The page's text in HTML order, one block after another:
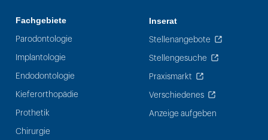
Fachgebiete
Parodontologie
Implantologie
Endodontologie
Kieferorthopädie
Prothetik
Chirurgie
Inserat
Stellenangebote
Stellengesuche
Praxismarkt
Verschiedenes
Anzeige aufgeben